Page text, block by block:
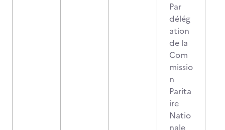
Par
délég
ation
de la
Com
missio
n
Parita
ire
Natio
nale